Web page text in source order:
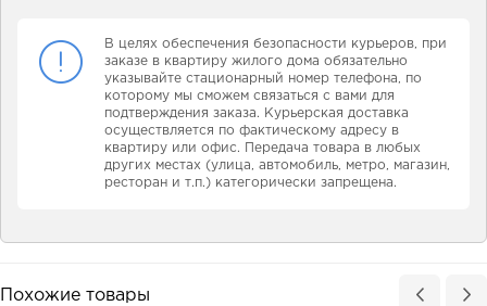
В целях обеспечения безопасности курьеров, при
заказе в квартиру жилого дома обязательно
указывайте стационарный номер телефона, по
которому мы сможем связаться с вами для
подтверждения заказа. Курьерская доставка
осуществляется по фактическому адресу в
квартиру или офис. Передача товара в любых
других местах (улица, автомобиль, метро, магазин,
ресторан и т.п.) категорически запрещена.
Похожие товары